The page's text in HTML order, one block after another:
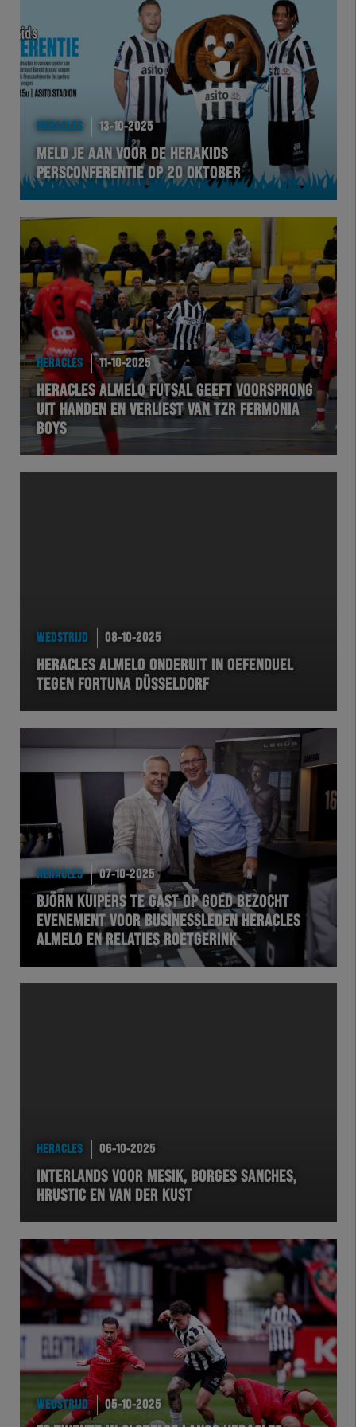
Futsal
eSports
HERACLES 13-10-2025
MELD JE AAN VOOR DE HERAKIDS
PERSCONFERENTIE OP 20 OKTOBER
HERACLES 11-10-2025
HERACLES ALMELO FUTSAL GEEFT VOORSPRONG
UIT HANDEN EN VERLIEST VAN TZR FERMONIA
BOYS
WEDSTRIJD 08-10-2025
HERACLES ALMELO ONDERUIT IN OEFENDUEL
TEGEN FORTUNA DÜSSELDORF
HERACLES 07-10-2025
BJÖRN KUIPERS TE GAST OP GOED BEZOCHT
EVENEMENT VOOR BUSINESSLEDEN HERACLES
ALMELO EN RELATIES ROETGERINK
HERACLES 06-10-2025
INTERLANDS VOOR MESIK, BORGES SANCHES,
HRUSTIC EN VAN DER KUST
WEDSTRIJD 05-10-2025